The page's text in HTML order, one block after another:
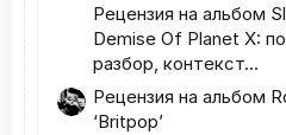
Рецензия на альбом
Demise Of Planet X:
разбор, контекст...
Рецензия на альбом
‘Britpop’